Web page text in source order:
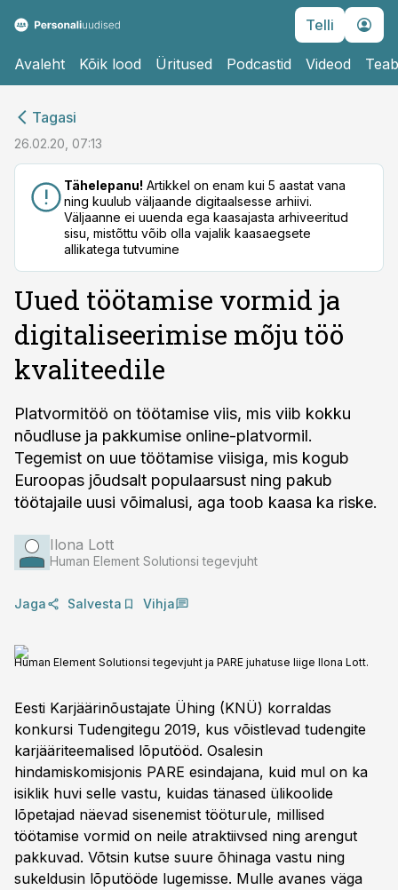
Telli
Avaleht Kõik lood Üritused Podcastid Videod
Tagasi
26.02.20, 07:13
Tähelepanu! Artikkel on enam kui 5 aastat vana
ning kuulub väljaande digitaalsesse arhiivi.
Väljaanne ei uuenda ega kaasajasta arhiveeritud
sisu, mistõttu võib olla vajalik kaasaegsete
allikatega tutvumine
Uued töötamise vormid ja
digitaliseerimise mõju töö
kvaliteedile
Platvormitöö on töötamise viis, mis viib kokku
nõudluse ja pakkumise online-platvormil.
Tegemist on uue töötamise viisiga, mis kogub
Euroopas jõudsalt populaarsust ning pakub
töötajaile uusi võimalusi, aga toob kaasa ka riske.
Ilona Lott
Human Element Solutionsi tegevjuht
Jaga Salvesta Vihja
Human Element Solutionsi tegevjuht ja PARE juhatuse liige Ilona Lott.
Eesti Karjäärinõustajate Ühing (KNÜ) korraldas
konkursi Tudengitegu 2019, kus võistlevad tudengite
karjääriteemalised lõputööd. Osalesin
hindamiskomisjonis PARE esindajana, kuid mul on ka
isiklik huvi selle vastu, kuidas tänased ülikoolide
lõpetajad näevad sisenemist tööturule, millised
töötamise vormid on neile atraktiivsed ning arengut
pakkuvad. Võtsin kutse suure õhinaga vastu ning
sukeldusin lõputööde lugemisse. Mulle avanes väga